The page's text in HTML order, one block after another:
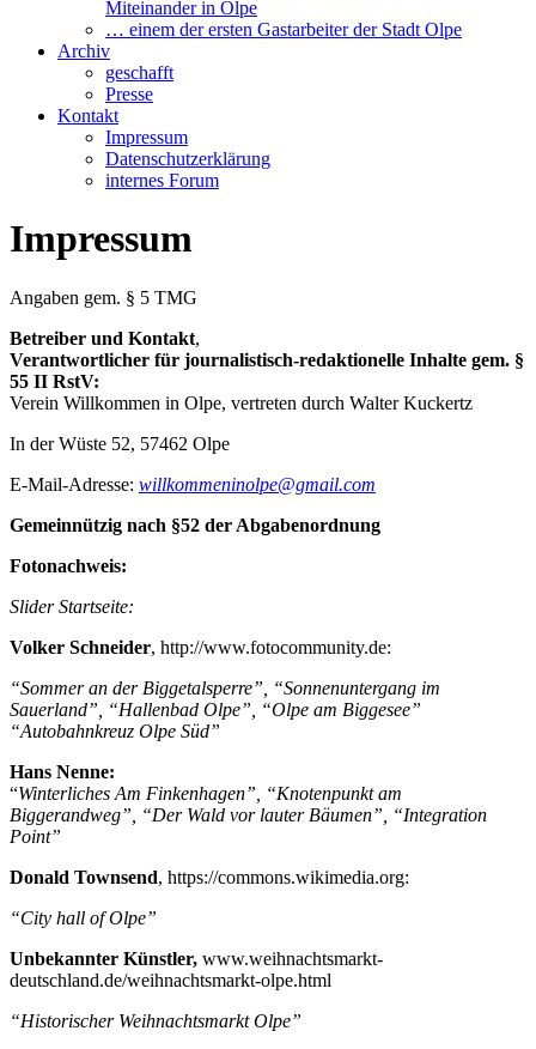
Miteinander in Olpe
… einem der ersten Gastarbeiter der Stadt Olpe
Archiv
geschafft
Presse
Kontakt
Impressum
Datenschutzerklärung
internes Forum
Impressum
Angaben gem. § 5 TMG
Betreiber und Kontakt,
Verantwortlicher für journalistisch-redaktionelle Inhalte gem. §
55 II RstV:
Verein Willkommen in Olpe, vertreten durch Walter Kuckertz
In der Wüste 52, 57462 Olpe
E-Mail-Adresse: willkommeninolpe@gmail.com
Gemeinnützig nach §52 der Abgabenordnung
Fotonachweis:
Slider Startseite:
Volker Schneider, http://www.fotocommunity.de:
“Sommer an der Biggetalsperre”, “Sonnenuntergang im
Sauerland”, “Hallenbad Olpe”, “Olpe am Biggesee”
“Autobahnkreuz Olpe Süd”
Hans Nenne:
“Winterliches Am Finkenhagen”, “Knotenpunkt am
Biggerandweg”, “Der Wald vor lauter Bäumen”, “Integration
Point”
Donald Townsend, https://commons.wikimedia.org:
“City hall of Olpe”
Unbekannter Künstler, www.weihnachtsmarkt-
deutschland.de/weihnachtsmarkt-olpe.html
“Historischer Weihnachtsmarkt Olpe”